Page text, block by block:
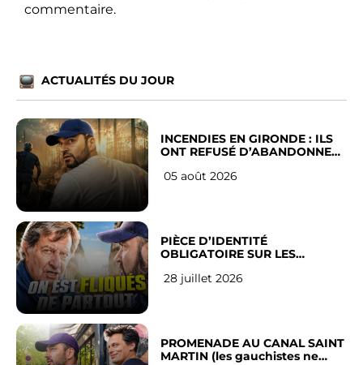
commentaire.
ACTUALITÉS DU JOUR
INCENDIES EN GIRONDE : ILS
ONT REFUSÉ D’ABANDONNER
05 août 2026
PIÈCE D’IDENTITÉ
OBLIGATOIRE SUR LES
Français
28 juillet 2026
PROMENADE AU CANAL SAINT
MARTIN (les gauchistes ne